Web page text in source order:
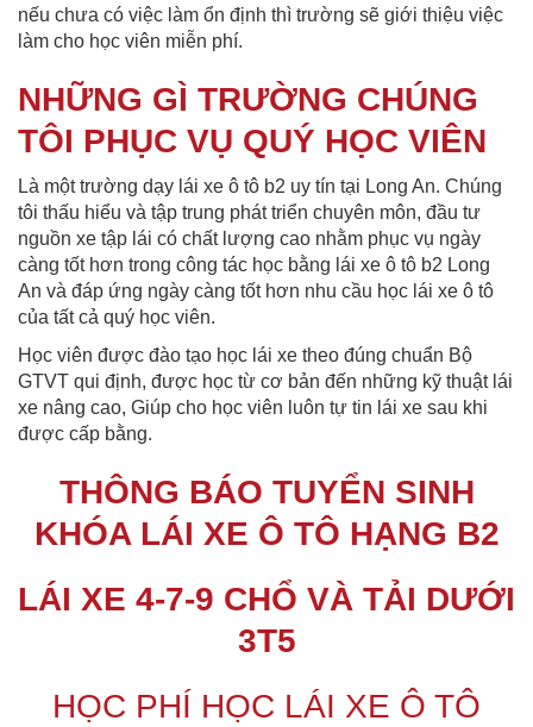
nếu chưa có việc làm ổn định thì trường sẽ giới thiệu việc
làm cho học viên miễn phí.
NHỮNG GÌ TRƯỜNG CHÚNG
TÔI PHỤC VỤ QUÝ HỌC VIÊN
Là một trường dạy lái xe ô tô b2 uy tín tại Long An. Chúng
tôi thấu hiểu và tập trung phát triển chuyên môn, đầu tư
nguồn xe tập lái có chất lượng cao nhằm phục vụ ngày
càng tốt hơn trong công tác học bằng lái xe ô tô b2 Long
An và đáp ứng ngày càng tốt hơn nhu cầu học lái xe ô tô
của tất cả quý học viên.
Học viên được đào tạo học lái xe theo đúng chuẩn Bộ
GTVT qui định, được học từ cơ bản đến những kỹ thuật lái
xe nâng cao, Giúp cho học viên luôn tự tin lái xe sau khi
được cấp bằng.
THÔNG BÁO TUYỂN SINH
KHÓA LÁI XE Ô TÔ HẠNG B2
LÁI XE 4-7-9 CHỔ VÀ TẢI DƯỚI
3T5
HỌC PHÍ HỌC LÁI XE Ô TÔ